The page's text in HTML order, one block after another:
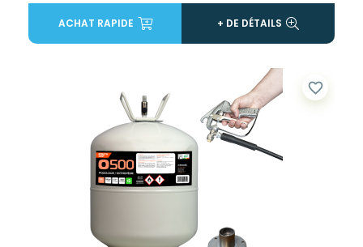
ACHAT RAPIDE + DE DÉTAILS
favorite_border